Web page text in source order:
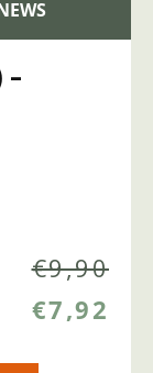
–
€9,90
€7,92